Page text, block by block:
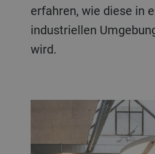
erfahren, wie diese in
industriellen
wird.